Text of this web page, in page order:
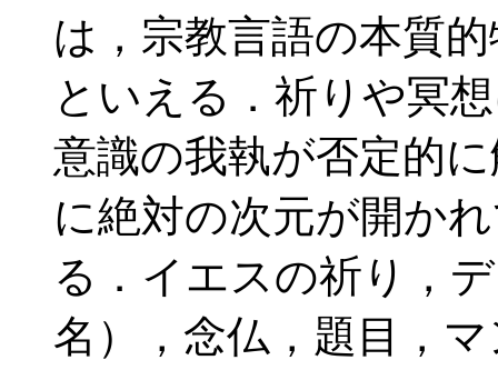
は，宗教言語の本質
といえる．祈りや冥
意識の我執が否定的
に絶対の次元が開か
る．イエスの祈り，
名），念仏，題目，